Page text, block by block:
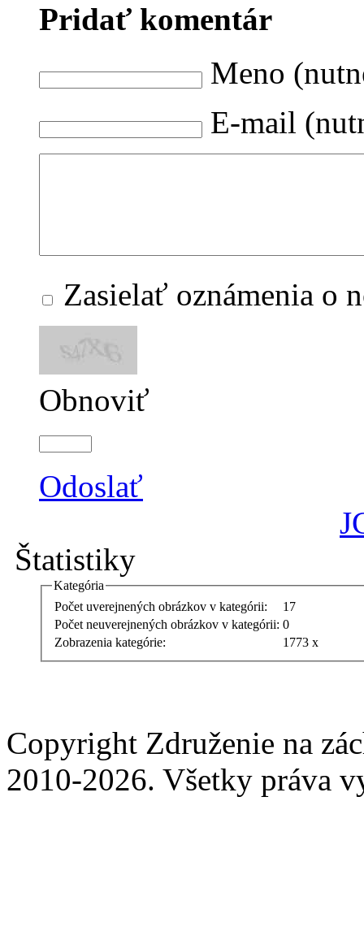
Pridať komentár
Meno
E-mail
Zasielať oznámenia o
Obnoviť
Odoslať
Štatistiky
Kategória
Počet uverejnených obrázkov v kategórii:
17
Počet neuverejnených obrázkov v kategórii: 0
Zobrazenia kategórie:
1773 x
Copyright Združenie na
2010-2026. Všetky práva